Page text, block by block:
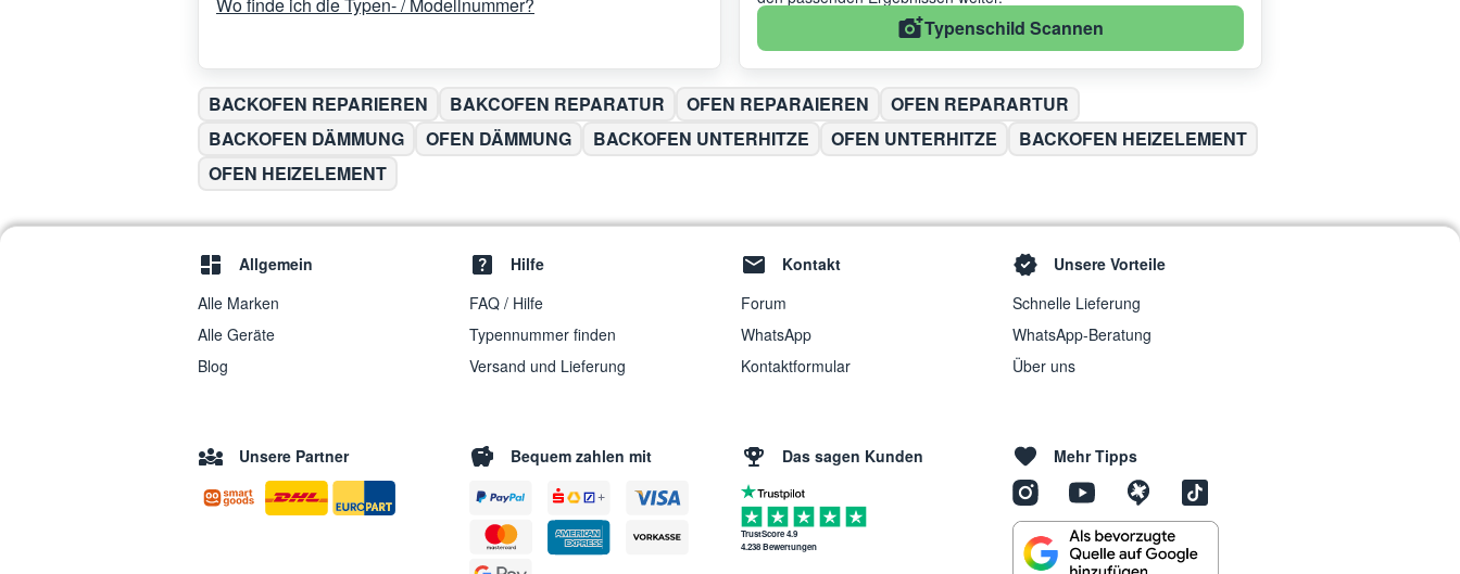
Typenschild Scannen
BACKOFEN REPARIEREN BAKCOFEN REPARATUR OFEN REPARAIEREN
OFEN REPARARTUR
BACKOFEN DÄMMUNG
OFEN DÄMMUNG BACKOFEN UNTERHITZE OFEN UNTERHITZE
BACKOFEN HEIZELEMENT
OFEN HEIZELEMENT
Allgemein
Alle Marken
Alle Geräte
Blog
Hilfe
FAQ / Hilfe
Typennummer finden
Versand und Lieferung
Kontakt
Forum
WhatsApp
Kontaktformular
Unsere Vorteile
Schnelle Lieferung
WhatsApp-Beratung
Über uns
Unsere Partner Bequem zahlen mit Das sagen Kunden
TrustScore 4.9
4.238 Bewertungen
Mehr Tipps